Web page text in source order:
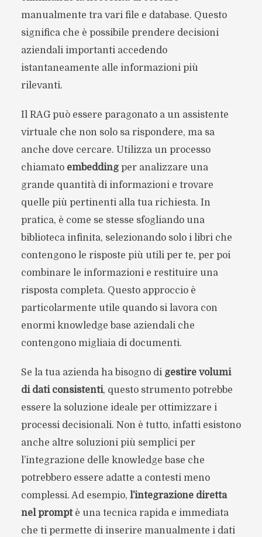
manualmente tra vari file e database. Questo
significa che è possibile prendere decisioni
aziendali importanti accedendo
istantaneamente alle informazioni più
rilevanti.
Il RAG può essere paragonato a un assistente
virtuale che non solo sa rispondere, ma sa
anche dove cercare. Utilizza un processo
chiamato embeddingper analizzare una
grande quantità di informazioni e trovare
quelle più pertinenti alla tua richiesta. In
pratica, è come se stesse sfogliando una
biblioteca infinita, selezionando solo i libri che
contengono le risposte più utili per te, per poi
combinare le informazioni e restituire una
risposta completa. Questo approccio è
particolarmente utile quando si lavora con
enormi knowledge base aziendali che
contengono migliaia di documenti.
Se la tua azienda ha bisogno di gestire volumi
di dati consistenti, questo strumento potrebbe
essere la soluzione ideale per ottimizzare i
processi decisionali. Non è tutto, infatti esistono
anche altre soluzioni più semplici per
l’integrazione delle knowledge base che
potrebbero essere adatte a contesti meno
complessi. Ad esempio, l’integrazione diretta
nel promptè una tecnica rapida e immediata
che ti permette di inserire manualmente i dati